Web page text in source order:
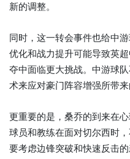
新的调整。
同时，这一转会事件也给中
优化和战力提升可能导致英
夺中面临更大挑战。中游球
术来应对豪门阵容增强所带来
更重要的是，桑乔的到来在
球员和教练在面对切尔西时
要考虑边锋突破和快速反击